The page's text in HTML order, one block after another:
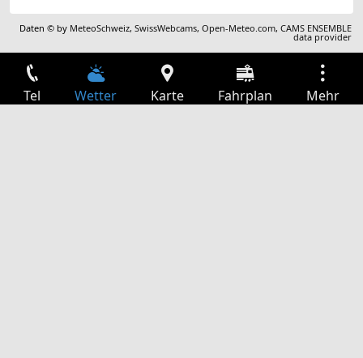
Daten © by MeteoSchweiz,SwissWebcams,Open-Meteo.com,CAMS ENSEMBLE
data provider
Tel Wetter Karte Fahrplan Mehr